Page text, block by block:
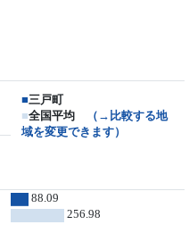
■三戸町
■全国平均
（→比較する地
域を変更できます）
88.09
256.98